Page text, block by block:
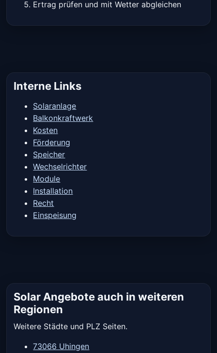
Ertrag prüfen und mit Wetter abgleichen
Interne Links
Solaranlage
Balkonkraftwerk
Kosten
Förderung
Speicher
Wechselrichter
Module
Installation
Recht
Einspeisung
Solar Angebote auch in weiteren
Regionen
Weitere Städte und PLZ Seiten.
73066 Uhingen